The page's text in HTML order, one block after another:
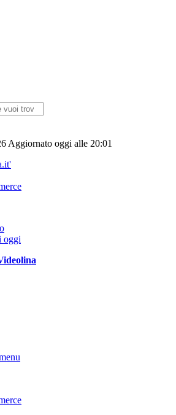
Aggiornato oggi alle 20:01